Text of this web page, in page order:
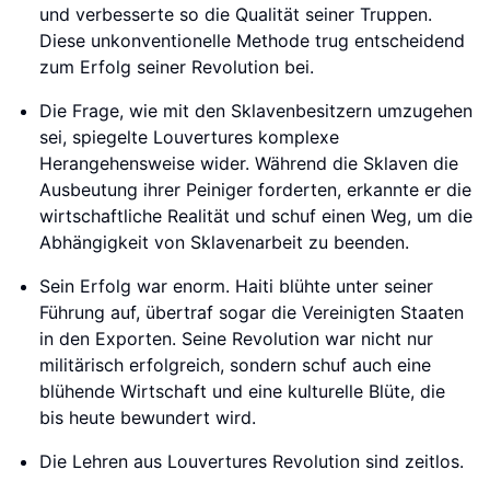
und verbesserte so die Qualität seiner Truppen.
Diese unkonventionelle Methode trug entscheidend
zum Erfolg seiner Revolution bei.
Die Frage, wie mit den Sklavenbesitzern umzugehen
sei, spiegelte Louvertures komplexe
Herangehensweise wider. Während die Sklaven die
Ausbeutung ihrer Peiniger forderten, erkannte er die
wirtschaftliche Realität und schuf einen Weg, um die
Abhängigkeit von Sklavenarbeit zu beenden.
Sein Erfolg war enorm. Haiti blühte unter seiner
Führung auf, übertraf sogar die Vereinigten Staaten
in den Exporten. Seine Revolution war nicht nur
militärisch erfolgreich, sondern schuf auch eine
blühende Wirtschaft und eine kulturelle Blüte, die
bis heute bewundert wird.
Die Lehren aus Louvertures Revolution sind zeitlos.